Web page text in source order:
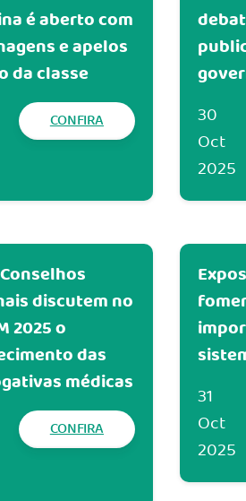
é aberto com
e apelos
da classe
CONFIRA
30
Oct
2025
discutem no
2025 o
das
médicas
CONFIRA
31
Oct
2025